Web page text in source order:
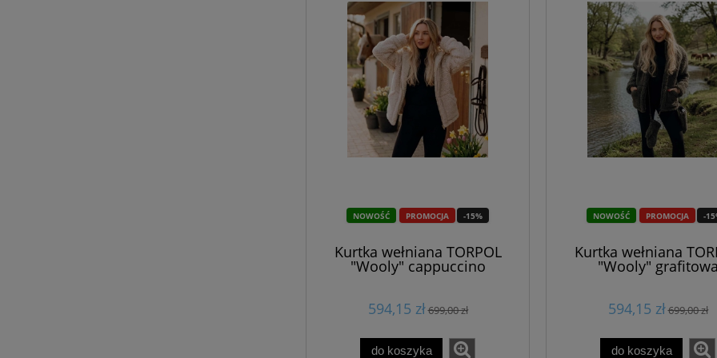
PROMOCJA -15%
NOWOŚĆ
Kurtka wełniana TORPOL
"Wooly" cappuccino
594,15 zł699,00 zł
do koszyka
PROMOCJA -
NOWOŚĆ
Kurtka wełniana
"Wooly"
594,15 zł699,00 zł
do koszyka